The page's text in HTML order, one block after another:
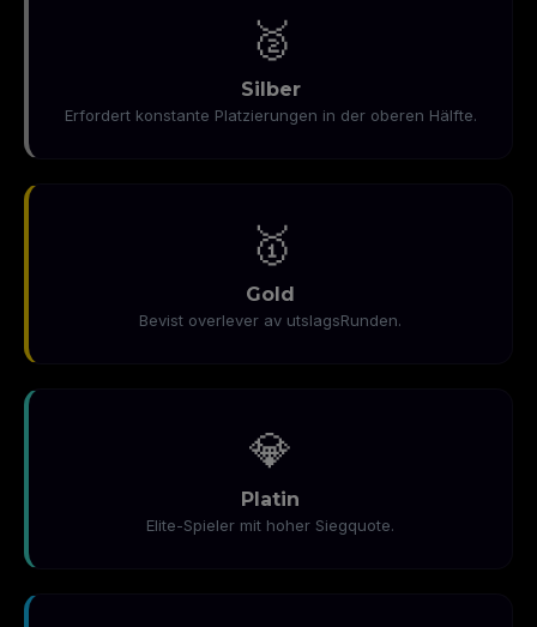
🥈
Silber
Erfordert konstante Platzierungen in der oberen Hälfte.
🥇
Gold
Bevist overlever av utslagsRunden.
💎
Platin
Elite-Spieler mit hoher Siegquote.